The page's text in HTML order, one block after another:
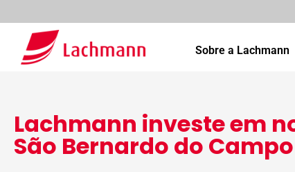
Sobre a Lachmann
Lachmann investe em
São Bernardo do